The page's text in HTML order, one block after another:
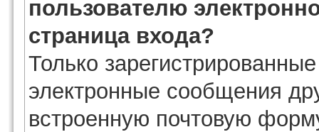
пользователю
страница входа?
Только
электронные сообщения
встроенную почтовую